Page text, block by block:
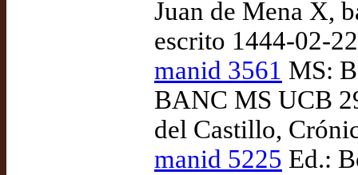
Juan de Mena X,
escrito 1444-02-
manid 3561 MS:
BANC MS UCB
del Castillo,
manid 5225 Ed.: